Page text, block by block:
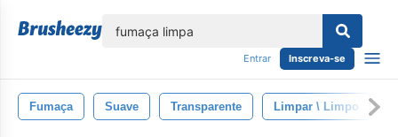
Entrar Inscreva-se
Fumaça Suave Transparente Limpar \ Limpo